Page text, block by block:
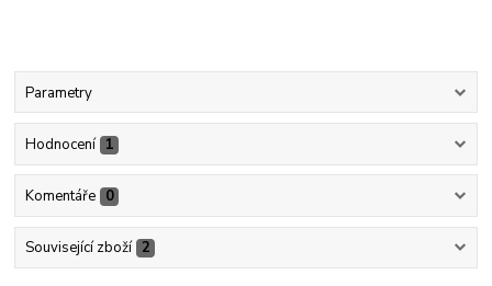
Parametry
Hodnocení 1
Komentáře 0
Související zboží 2